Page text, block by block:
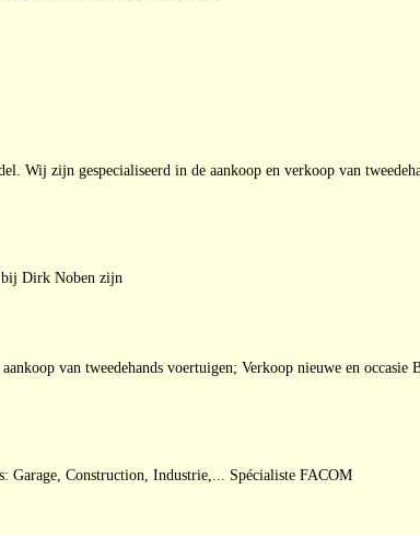
zijn gespecialiseerd in de aankoop en verkoop van
bij Dirk Noben zijn
van tweedehands voertuigen; Verkoop nieuwe en
Garage, Construction, Industrie,... Spécialiste FACOM